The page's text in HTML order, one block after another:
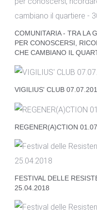
COMUNITARIA - TRA LA
PER CONOSCERSI,
CHE CAMBIANO IL
VIGILIUS' CLUB
REGENER(A)CTION
FESTIVAL DELLE
25.04.2018